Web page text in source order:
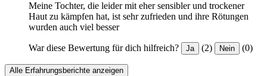
Meine Tochter, die leider mit eher sensibler und trockener
Haut zu kämpfen hat, ist sehr zufrieden und ihre Rötungen
wurden auch viel besser
War diese Bewertung für dich hilfreich? Ja (2) Nein (0)
Alle Erfahrungsberichte anzeigen